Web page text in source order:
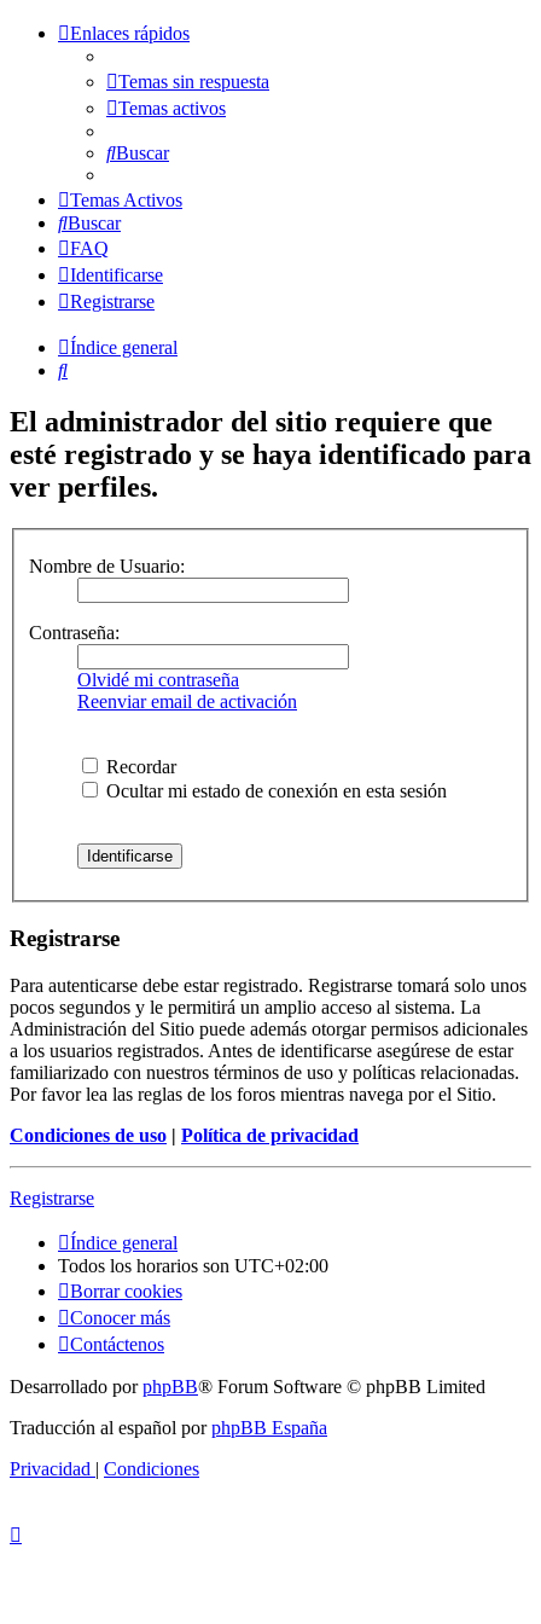
Enlaces rápidos
Temas sin respuesta
Temas activos
Buscar
Temas Activos
Buscar
FAQ
Identificarse
Registrarse
Índice general
Buscar
El administrador del sitio requiere que
esté registrado y se haya identificado para
ver perfiles.
Nombre de Usuario:
Contraseña:
Olvidé mi contraseña
Reenviar email de activación
Recordar
Ocultar mi estado de conexión en esta sesión
Registrarse
Para autenticarse debe estar registrado. Registrarse tomará solo unos
pocos segundos y le permitirá un amplio acceso al sistema. La
Administración del Sitio puede además otorgar permisos adicionales
a los usuarios registrados. Antes de identificarse asegúrese de estar
familiarizado con nuestros términos de uso y políticas relacionadas.
Por favor lea las reglas de los foros mientras navega por el Sitio.
Condiciones de uso | Política de privacidad
Registrarse
Índice general
Todos los horarios son UTC+02:00
Borrar cookies
Conocer más
Contáctenos
Desarrollado porphpBB® Forum Software © phpBB Limited
Traducción al español porphpBB España
Privacidad | Condiciones